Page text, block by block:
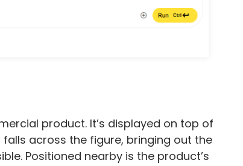
product. It’s displayed on top of
across the figure, bringing out the
Positioned nearby is the product’s